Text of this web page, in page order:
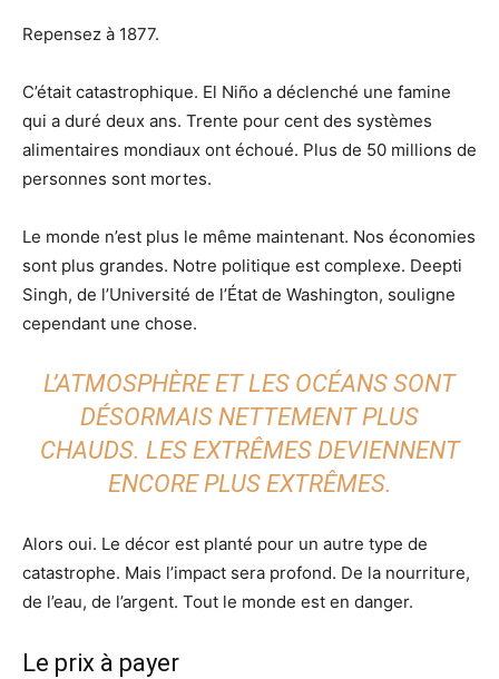
Repensez à 1877.
C’était catastrophique. El Niño a déclenché une famine
qui a duré deux ans. Trente pour cent des systèmes
alimentaires mondiaux ont échoué. Plus de 50 millions de
personnes sont mortes.
Le monde n’est plus le même maintenant. Nos économies
sont plus grandes. Notre politique est complexe. Deepti
Singh, de l’Université de l’État de Washington, souligne
cependant une chose.
L’ATMOSPHÈRE ET LES OCÉANS SONT
DÉSORMAIS NETTEMENT PLUS
CHAUDS. LES EXTRÊMES DEVIENNENT
ENCORE PLUS EXTRÊMES.
Alors oui. Le décor est planté pour un autre type de
catastrophe. Mais l’impact sera profond. De la nourriture,
de l’eau, de l’argent. Tout le monde est en danger.
Le prix à payer